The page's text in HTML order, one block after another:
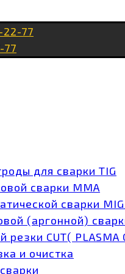
77
77
для сварки TIG
сварки MMA
сварки
(аргонной)
CUT( PLASMA
и очистка